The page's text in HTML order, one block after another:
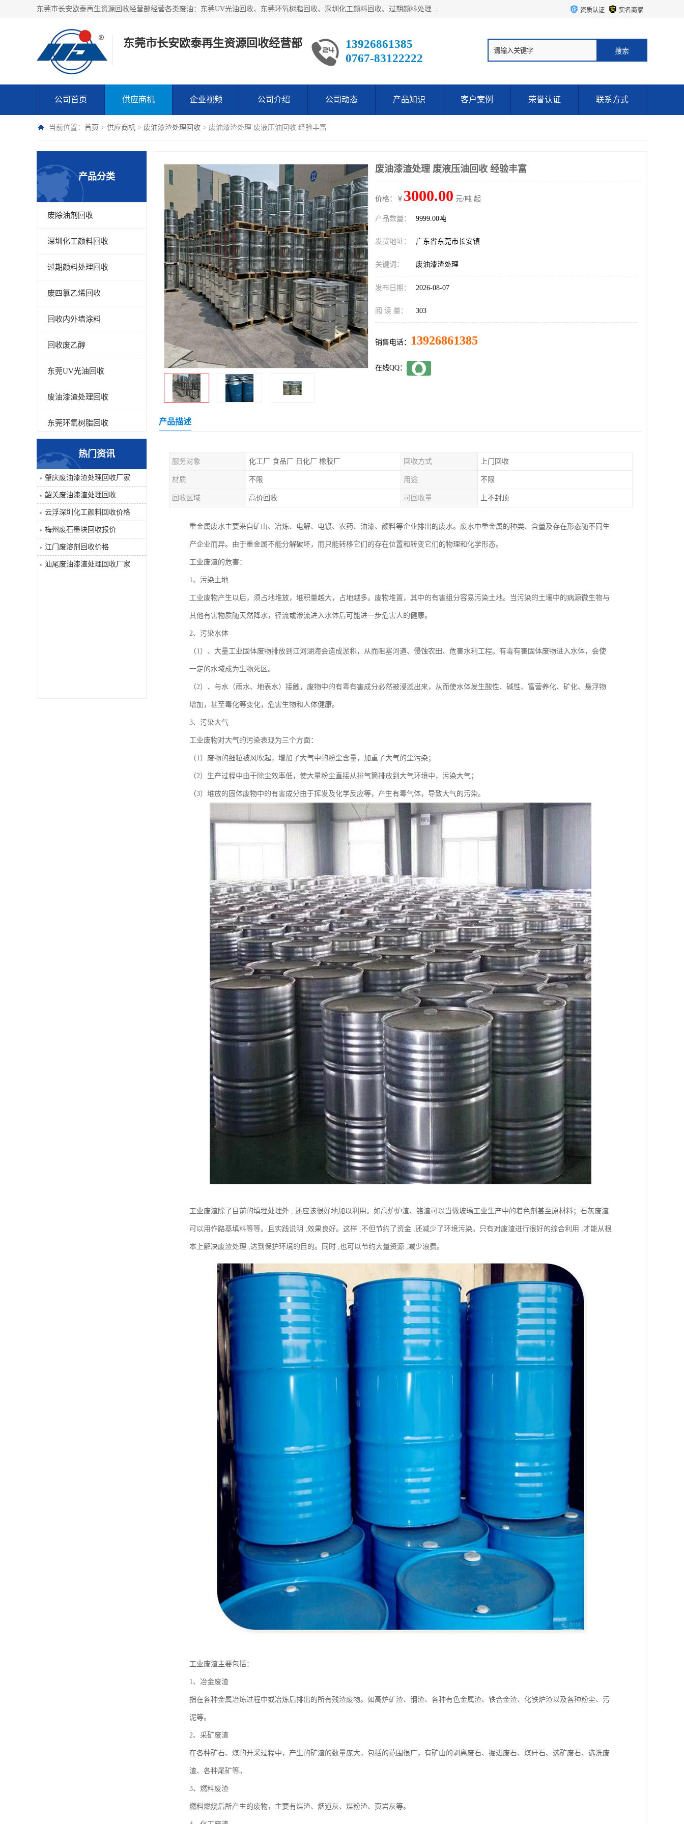
东莞市长安欧泰再生资源回收经营部经营各类废油：东莞UV光油回收、东莞环氧树脂回收、深圳化工颜料回收、过期颜料处理回收、废油漆渣处理回收、深圳废金属漆回收等。是经工商局注册的环保公司。公司主要供应：低价销售：翻蒸*等化工厡料等等。本公司为广东地区一家专业从事危险废物处理、化工危险品处理，化工废料回收，再生，生产与销售为一体的综合性企业， 资质认证 实名商家
东莞市长安欧泰再生资源回收经营部
13926861385
0767-83122222
公司首页 供应商机 企业视频 公司介绍 公司动态 产品知识 客户案例 荣誉认证 联系方式
当前位置： 首页 > 供应商机 > 废油漆渣处理回收 > 废油漆渣处理 废液压油回收 经验丰富
产品分类
废除油剂回收
深圳化工颜料回收
过期颜料处理回收
废四氯乙烯回收
回收内外墙涂料
回收废乙醇
东莞UV光油回收
废油漆渣处理回收
东莞环氧树脂回收
回收废清洗剂
废液压油回收
回收工程内外墙油漆
废油漆渣处理回收
废溶剂回收
热门资讯
肇庆废油漆渣处理回收厂家
韶关废油漆渣处理回收
云浮深圳化工颜料回收价格
梅州废石墨块回收报价
江门废溶剂回收价格
汕尾废油漆渣处理回收厂家
废油漆渣处理 废液压油回收 经验丰富
价格：￥ 3000.00 元/吨 起
产品数量： 9999.00吨
发货地址： 广东省东莞市长安镇
关键词： 废油漆渣处理
发布日期： 2026-08-07
阅 读 量： 303
销售电话： 13926861385
在线QQ：
产品描述
服务对象 化工厂 食品厂 日化厂 橡胶厂 回收方式 上门回收
材质 不限 用途 不限
回收区域 高价回收 可回收量 上不封顶
重金属废水主要来自矿山、冶炼、电解、电镀、农药、油漆、颜料等企业排出的废水。废水中重金属的种类、含量及存在形态随不同生
产企业而异。由于重金属不能分解破坏，而只能转移它们的存在位置和转变它们的物理和化学形态。
工业废渣的危害：
1、污染土地
工业废物产生以后，须占地堆放，堆积量越大，占地越多。废物堆置，其中的有害组分容易污染土地。当污染的土壤中的病源微生物与
其他有害物质随天然降水，径流或渗流进入水体后可能进一步危害人的健康。
2、污染水体
（1）、大量工业固体废物排放到江河湖海会造成淤积，从而阻塞河道、侵蚀农田、危害水利工程。有毒有害固体废物进入水体，会使
一定的水域成为生物死区。
（2）、与水（雨水、地表水）接触，废物中的有毒有害成分必然被浸滤出来，从而使水体发生酸性、碱性、富营养化、矿化、悬浮物
增加，甚至毒化等变化，危害生物和人体健康。
3、污染大气
工业废物对大气的污染表现为三个方面：
（1）废物的细粒被风吹起，增加了大气中的粉尘含量，加重了大气的尘污染；
（2）生产过程中由于除尘效率低，使大量粉尘直接从排气筒排放到大气环境中，污染大气；
（3）堆放的固体废物中的有害成分由于挥发及化学反应等，产生有毒气体，导致大气的污染。
工业废渣除了目前的填埋处理外 , 还应该很好地加以利用。如高炉炉渣、铬渣可以当做玻璃工业生产中的着色剂甚至原材料；石灰废渣
可以用作路基填料等等。且实践说明 ,效果良好。这样 ,不但节约了资金 ,还减少了环境污染。只有对废渣进行很好的综合利用 ,才能从根
本上解决废渣处理 ,达到保护环境的目的。同时 ,也可以节约大量资源 ,减少浪费。
工业废渣主要包括：
1、冶金废渣
指在各种金属冶炼过程中或冶炼后排出的所有残渣废物。如高炉矿渣、钢渣、各种有色金属渣、铁合金渣、化铁炉渣以及各种粉尘、污
泥等。
2、采矿废渣
在各种矿石、煤的开采过程中，产生的矿渣的数量庞大，包括的范围很广，有矿山的剥离废石、掘进废石、煤矸石、选矿废石、选洗废
渣、各种尾矿等。
3、燃料废渣
燃料燃烧后所产生的废物，主要有煤渣、烟道灰、煤粉渣、页岩灰等。